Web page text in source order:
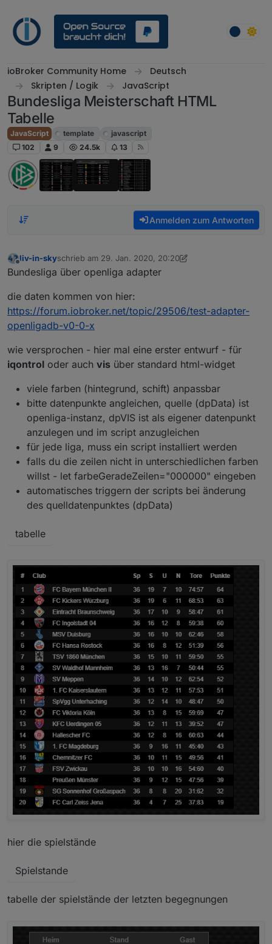
ioBroker Community Home
Deutsch
Skripten / Logik
JavaScript
Bundesliga Meisterschaft HTML
Tabelle
JavaScript template
javascript
102
9 24.5k 13
Anmelden zum Antworten
Offline
liv-in-skyschrieb am 29. Jan. 2020, 20:20
zuletzt editiert von liv-in-sky7. Feb. 2020, 16:55
Bundesliga über openliga adapter
die daten kommen von hier:
https://forum.iobroker.net/topic/29506/test-adapter-
openligadb-v0-0-x
wie versprochen - hier mal eine erster entwurf - für
iqontrol oder auch vis über standard html-widget
viele farben (hintegrund, schift) anpassbar
bitte datenpunkte angleichen, quelle (dpData) ist
openliga-instanz, dpVIS ist als eigener datenpunkt
anzulegen und im script anzugleichen
für jede liga, muss ein script installiert werden
falls du die zeilen nicht in unterschiedlichen farben
willst - let farbeGeradeZeilen="000000" eingeben
automatisches triggern der scripts bei änderung
des quelldatenpunktes (dpData)
tabelle
hier die spielstände
Spielstande
tabelle der spielstände der letzten begegnungen